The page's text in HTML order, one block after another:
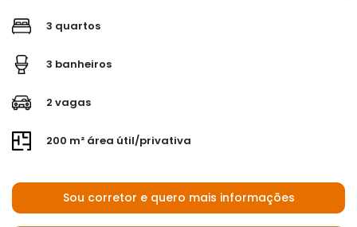
3 quartos
3 banheiros
2 vagas
200 m² área útil/privativa
Sou corretor e quero mais informações